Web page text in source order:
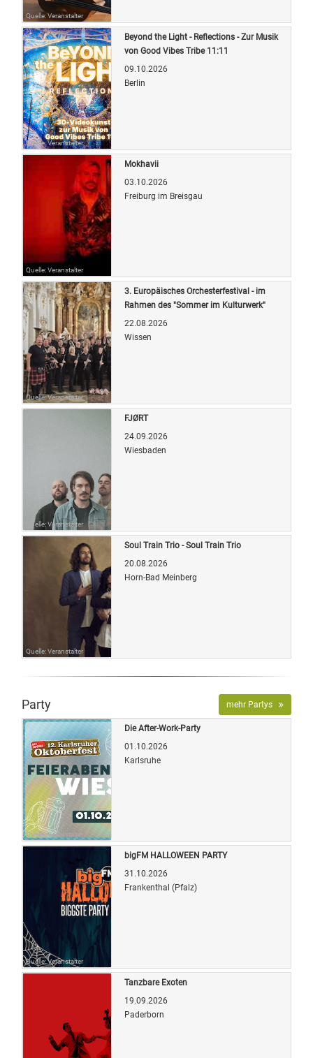
Quelle: Veranstalter
Quelle: Veranstalter
Beyond the Light - Reflections - Zur Musik
von Good Vibes Tribe 11:11
09.10.2026
Berlin
Quelle: Veranstalter
Mokhavii
03.10.2026
Freiburg im Breisgau
Quelle: Veranstalter
3. Europäisches Orchesterfestival - im
Rahmen des "Sommer im Kulturwerk"
22.08.2026
Wissen
Quelle: Veranstalter
FJØRT
24.09.2026
Wiesbaden
Quelle: Veranstalter
Soul Train Trio - Soul Train Trio
20.08.2026
Horn-Bad Meinberg
Party mehr Partys
Quelle: Veranstalter
Die After-Work-Party
01.10.2026
Karlsruhe
Quelle: Veranstalter
bigFM HALLOWEEN PARTY
31.10.2026
Frankenthal (Pfalz)
Tanzbare Exoten
19.09.2026
Paderborn